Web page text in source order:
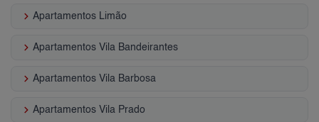
keyboard_arrow_right Apartamentos Limão
keyboard_arrow_right Apartamentos Vila Bandeirantes
keyboard_arrow_right Apartamentos Vila Barbosa
keyboard_arrow_right Apartamentos Vila Prado